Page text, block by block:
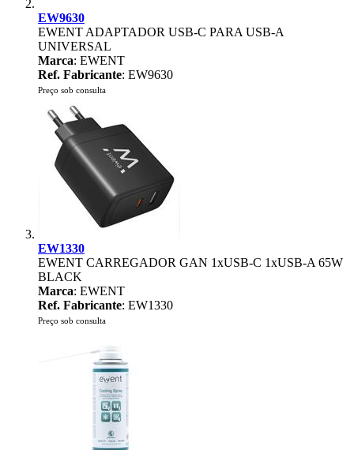
EW9630
EWENT ADAPTADOR USB-C PARA USB-A
UNIVERSAL
Marca: EWENT
Ref. Fabricante: EW9630
Preço sob consulta
EW1330
EWENT CARREGADOR GAN 1xUSB-C 1xUSB-A 65W
BLACK
Marca: EWENT
Ref. Fabricante: EW1330
Preço sob consulta